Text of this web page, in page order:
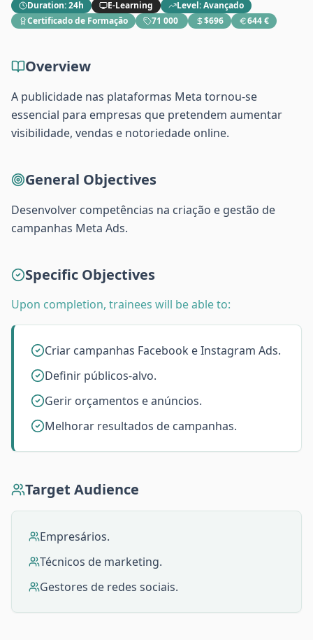
Duration:24h E-Learning Level:Avançado
Certificado de Formação
71 000 ​ $696 644 €
Overview
A publicidade nas plataformas Meta tornou-se
essencial para empresas que pretendem aumentar
visibilidade, vendas e notoriedade online.
General Objectives
Desenvolver competências na criação e gestão de
campanhas Meta Ads.
Specific Objectives
Upon completion, trainees will be able to:
Criar campanhas Facebook e Instagram Ads.
Definir públicos-alvo.
Gerir orçamentos e anúncios.
Melhorar resultados de campanhas.
Target Audience
Empresários.
Técnicos de marketing.
Gestores de redes sociais.